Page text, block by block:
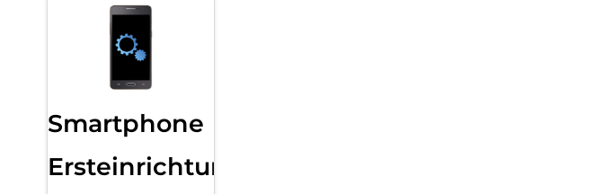
Smartphone
Ersteinrichtung